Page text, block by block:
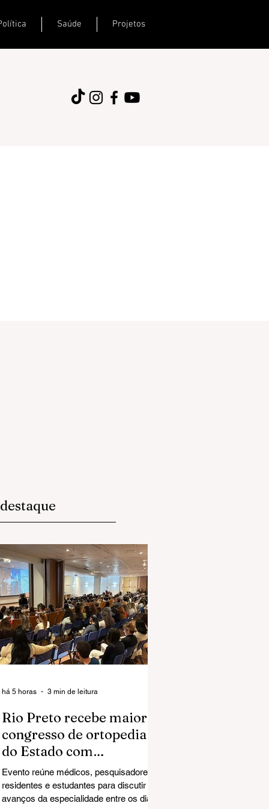
Saúde Projetos
Rio Preto recebe maior
congresso de ortopedia
do Estado com
especialistas de todo o
país
Evento reúne médicos, pesquisadores,
residentes e estudantes para discutir os
avanços da especialidade entre os dias
há 5 horas 3 min de leitura